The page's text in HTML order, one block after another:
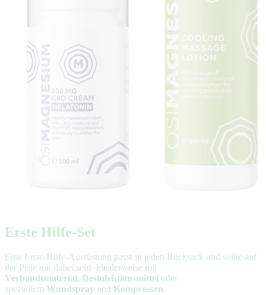
Erste Hilfe-Set
Eine Erste-Hilfe-Ausrüstung passt in jeden Rucksack und sollte auf
der Piste mit dabei sein. Idealerweise mit
Verbandsmaterial, Desinfektionsmittel oder
speziellem Wundspray und Kompressen.